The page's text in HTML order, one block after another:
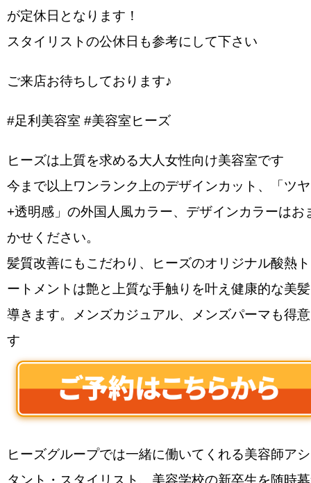
️が定休日となります！
スタイリストの公休日も参考にして下さい
ご来店お待ちしております♪
#足利美容室 #美容室ヒーズ
ヒーズは上質を求める大人女性向け美容室です
今まで以上ワンランク上のデザインカット、「ツヤ
+透明感」の外国人風カラー、デザインカラーはお
かせください。
髪質改善にもこだわり、ヒーズのオリジナル酸熱
ートメントは艶と上質な手触りを叶え健康的な美
導きます。メンズカジュアル、メンズパーマも得
す
ヒーズグループでは一緒に働いてくれる美容師ア
タント・スタイリスト、美容学校の新卒生を随時